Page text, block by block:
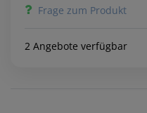
Frage zum Produkt
2 Angebote verfügbar